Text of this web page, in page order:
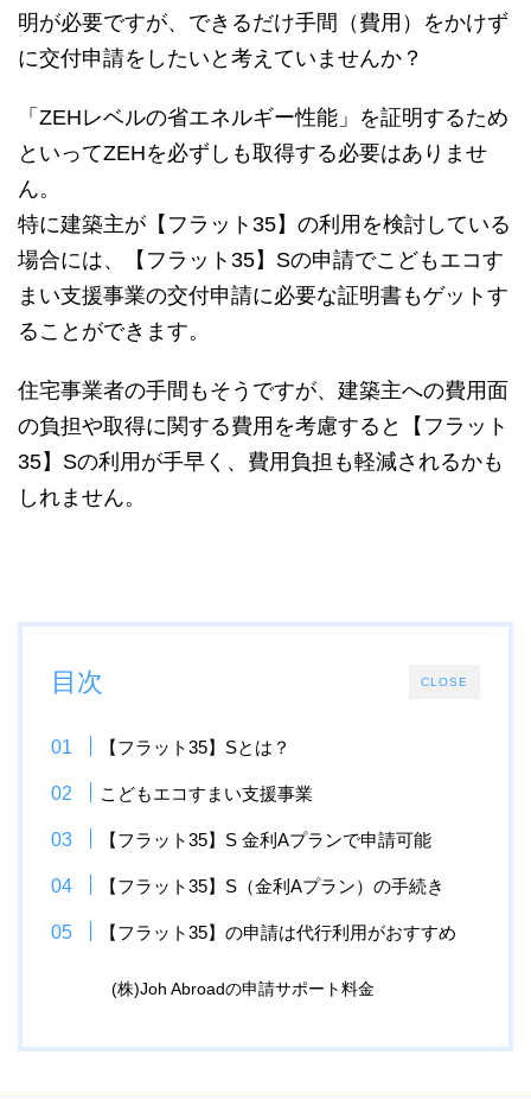
明が必要ですが、できるだけ手間（費用）をかけず
に交付申請をしたいと考えていませんか？
「ZEHレベルの省エネルギー性能」を証明するため
といってZEHを必ずしも取得する必要はありませ
ん。
特に建築主が【フラット35】の利用を検討している
場合には、【フラット35】Sの申請でこどもエコす
まい支援事業の交付申請に必要な証明書もゲットす
ることができます。
住宅事業者の手間もそうですが、建築主への費用面
の負担や取得に関する費用を考慮すると【フラット
35】Sの利用が手早く、費用負担も軽減されるかも
しれません。
CLOSE
目次
【フラット35】Sとは？
こどもエコすまい支援事業
【フラット35】S 金利Aプランで申請可能
【フラット35】S（金利Aプラン）の手続き
【フラット35】の申請は代行利用がおすすめ
(株)Joh Abroadの申請サポート料金